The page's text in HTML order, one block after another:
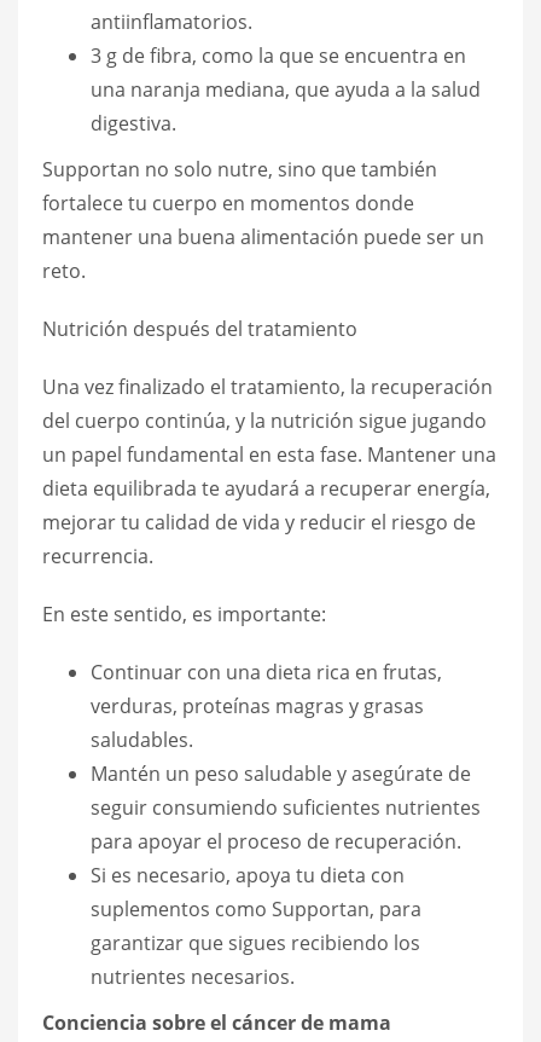
antiinflamatorios.
3 g de fibra, como la que se encuentra en
una naranja mediana, que ayuda a la salud
digestiva.
Supportan no solo nutre, sino que también
fortalece tu cuerpo en momentos donde
mantener una buena alimentación puede ser un
reto.
Nutrición después del tratamiento
Una vez finalizado el tratamiento, la recuperación
del cuerpo continúa, y la nutrición sigue jugando
un papel fundamental en esta fase. Mantener una
dieta equilibrada te ayudará a recuperar energía,
mejorar tu calidad de vida y reducir el riesgo de
recurrencia.
En este sentido, es importante:
Continuar con una dieta rica en frutas,
verduras, proteínas magras y grasas
saludables.
Mantén un peso saludable y asegúrate de
seguir consumiendo suficientes nutrientes
para apoyar el proceso de recuperación.
Si es necesario, apoya tu dieta con
suplementos como Supportan, para
garantizar que sigues recibiendo los
nutrientes necesarios.
Conciencia sobre el cáncer de mama